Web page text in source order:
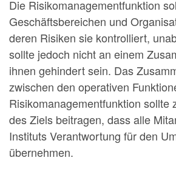
Die Risikomanagementfunktion
Geschäftsbereichen und
deren Risiken sie kontrolliert,
sollte jedoch nicht an einem
ihnen gehindert sein. Das
zwischen den operativen
Risikomanagementfunktion sollte
des Ziels beitragen, dass alle
Instituts Verantwortung für den
übernehmen.